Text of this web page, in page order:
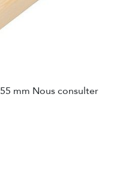
mm Nous consulter